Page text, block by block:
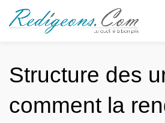
Structure des
comment la